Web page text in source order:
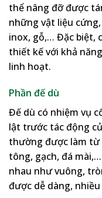
thể nâng đỡ được
những vật liệu
inox, gỗ,… Đặc biệt,
thiết kế với khả
linh hoạt.
Phần đế dù
Đế dù có nhiệm vụ
lật trước tác động
thường được làm từ
tông, gạch, đá
nhau như vuông,
được dễ dàng,